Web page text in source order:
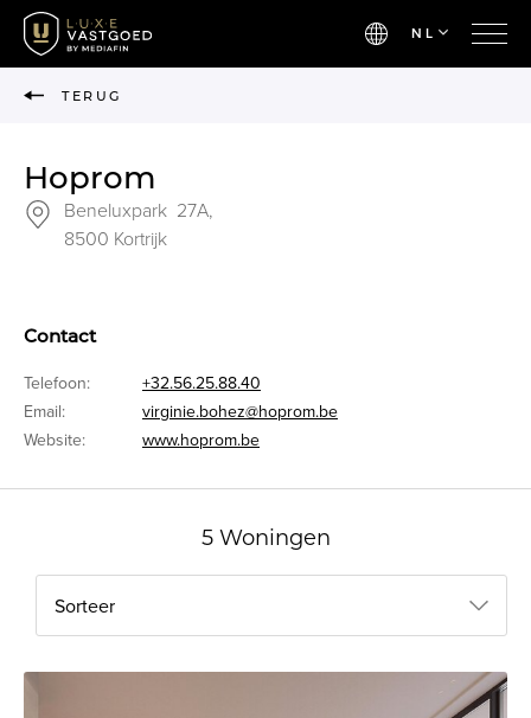
NL
TERUG
Hoprom
Beneluxpark 27A,
8500 Kortrijk
Contact
Telefoon:
+32.56.25.88.40
Email:
virginie.bohez@hoprom.be
Website:
www.hoprom.be
5 Woningen
Sorteer